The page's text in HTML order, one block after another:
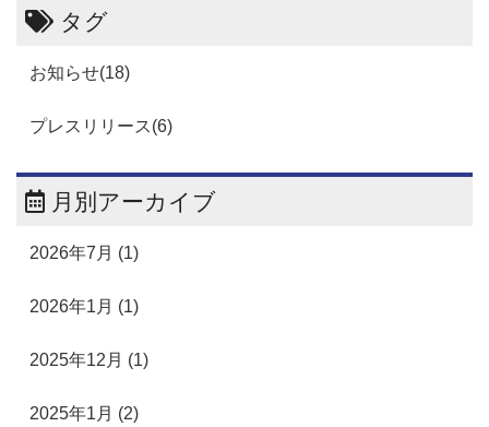
タグ
お知らせ(18)
プレスリリース(6)
月別アーカイブ
2026年7月 (1)
2026年1月 (1)
2025年12月 (1)
2025年1月 (2)